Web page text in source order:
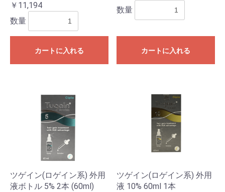
￥11,194
数量
カートに入れる
数量
カートに入れる
ツゲイン(ロゲイン系) 外用
液ボトル 5% 2本 (60ml)
ツゲイン(ロゲイン系) 外用
液 10% 60ml 1本